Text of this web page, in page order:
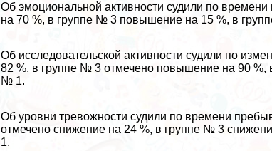
Об эмоциональной активности судили по
на 70 %, в группе № 3 повышение на 15 %, в
Об исследовательской активности судили по
82 %, в группе № 3 отмечено повышение на 90
№ 1.
Об уровни тревожности судили по времени
отмечено снижение на 24 %, в группе № 3
1.